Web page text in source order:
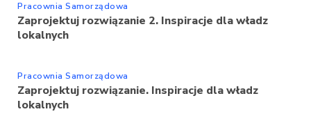
Pracownia Samorządowa
Zaprojektuj rozwiązanie 2. Inspiracje dla władz
lokalnych
Pracownia Samorządowa
Zaprojektuj rozwiązanie. Inspiracje dla władz
lokalnych